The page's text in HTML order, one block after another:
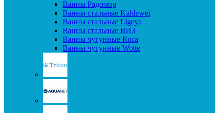
Ванны Радомир
Ванны стальные Kaldewei
Ванны стальные Ligeya
Ванны стальные ВИЗ
Ванны чугунные Roca
Ванны чугунные Wotte